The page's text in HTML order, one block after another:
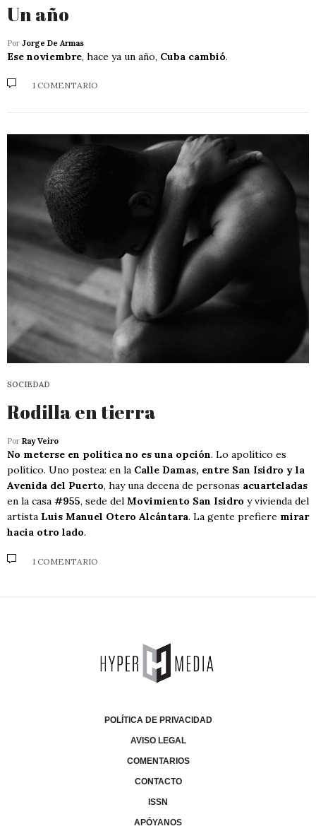
Un año
Por Jorge De Armas
Ese noviembre, hace ya un año, Cuba cambió.
1 COMENTARIO
SOCIEDAD
Rodilla en tierra
Por Ray Veiro
No meterse en política no es una opción. Lo apolítico es
político. Uno postea: en la Calle Damas, entre San Isidro y la
Avenida del Puerto, hay una decena de personas acuarteladas
en la casa #955, sede del Movimiento San Isidro y vivienda del
artista Luis Manuel Otero Alcántara. La gente prefiere mirar
hacia otro lado.
1 COMENTARIO
POLÍTICA DE PRIVACIDAD
AVISO LEGAL
COMENTARIOS
CONTACTO
ISSN
APÓYANOS